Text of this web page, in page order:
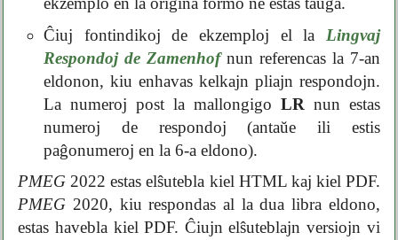
Ĉiuj fontindikoj de ekzemploj el la Lingvaj
Respondoj de Zamenhofnun referencas la 7-an
eldonon, kiu enhavas kelkajn pliajn respondojn.
La numeroj post la mallongigo LR nun estas
numeroj de respondoj (antaŭe ili estis
paĝonumeroj en la 6-a eldono).
PMEG 2022 estas elŝutebla kiel HTML kaj kiel PDF.
PMEG 2020, kiu respondas al la dua libra eldono,
estas havebla kiel PDF. Ĉiujn elŝuteblajn versiojn vi